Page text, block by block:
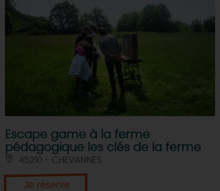
Escape game à la ferme
pédagogique les clés de la ferme
45210 - CHEVANNES
Je réserve